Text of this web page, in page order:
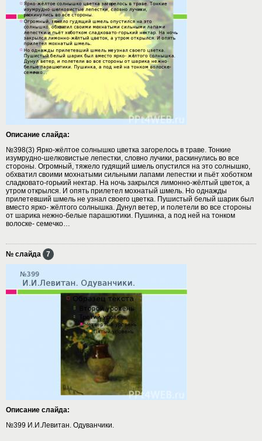
Описание слайда:
№398(3) Ярко-жёлтое солнышко цветка загорелось в траве. Тонкие
изумрудно-шелковистые лепестки, словно лучики, раскинулись во все
стороны. Огромный, тяжело гудящий шмель опустился на это солнышко,
обхватил своими мохнатыми сильными лапами лепестки и пьёт хоботком
сладковато-горький нектар. На ночь закрылся лимонно-жёлтый цветок, а
утром открылся. И опять прилетел мохнатый шмель. Но однажды
прилетевший шмель не узнал своего цветка. Пушистый белый шарик был
вместо ярко- жёлтого солнышка. Дунул ветер, и полетели во все стороны
от шарика нежно-белые парашютики. Пушинка, а под ней на тонком
волоске- семечко…
№ слайда 7
Описание слайда:
№399 И.И.Левитан. Одуванчики.